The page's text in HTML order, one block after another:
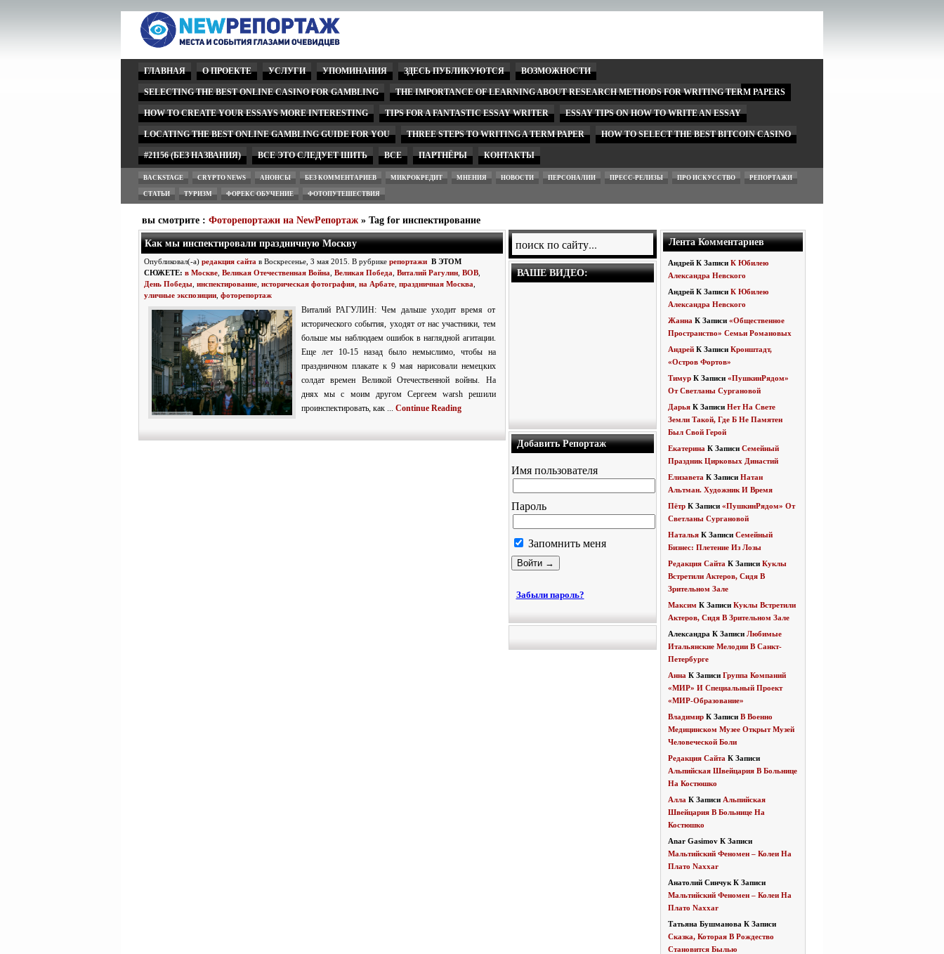
ГЛАВНАЯ О ПРОЕКТЕ УСЛУГИ УПОМИНАНИЯ ЗДЕСЬ ПУБЛИКУЮТСЯ ВОЗМОЖНОСТИ
SELECTING THE BEST ONLINE CASINO FOR GAMBLING THE IMPORTANCE OF LEARNING ABOUT RESEARCH METHODS FOR WRITING TERM PAPERS
HOW TO CREATE YOUR ESSAYS MORE INTERESTING TIPS FOR A FANTASTIC ESSAY WRITER ESSAY TIPS ON HOW TO WRITE AN ESSAY
LOCATING THE BEST ONLINE GAMBLING GUIDE FOR YOU THREE STEPS TO WRITING A TERM PAPER HOW TO SELECT THE BEST BITCOIN CASINO
#21156 (БЕЗ НАЗВАНИЯ) ВСЕ ЭТО СЛЕДУЕТ ШИТЬ ВСЕ ПАРТНЁРЫ КОНТАКТЫ
BACKSTAGE CRYPTO NEWS АНОНСЫ БЕЗ КОММЕНТАРИЕВ МИКРОКРЕДИТ МНЕНИЯ НОВОСТИ ПЕРСОНАЛИИ ПРЕСС-РЕЛИЗЫ ПРО ИСКУССТВО РЕПОРТАЖИ
СТАТЬИ ТУРИЗМ ФОРЕКС ОБУЧЕНИЕ ФОТОПУТЕШЕСТВИЯ
вы смотрите : Фоторепортажи на NewРепортаж » Tag for инспектирование
Как мы инспектировали праздничную Москву
Опубликовал(-а) редакция сайта в Воскресенье, 3 мая 2015. В рубрике репортажи В ЭТОМ
СЮЖЕТЕ: в Москве Великая Отечественная Война Великая Победа Виталий Рагулин ВОВ
День Победы инспектирование историческая фотография на Арбате праздничная Москва
уличные экспозиции фоторепортаж
Виталий РАГУЛИН: Чем дальше уходит время от
исторического события, уходят от нас участники, тем
больше мы наблюдаем ошибок в наглядной агитации.
Еще лет 10-15 назад было немыслимо, чтобы на
праздничном плакате к 9 мая нарисовали немецких
солдат времен Великой Отечественной войны. На
днях мы с моим другом Сергеем warsh решили
проинспектировать, как ... Continue Reading
ВАШЕ ВИДЕО:
Добавить Репортаж
Имя пользователя
Пароль
Запомнить меня
Забыли пароль?
Лента Комментариев
АндрейК Записи К Юбилею
Александра Невского
АндрейК Записи К Юбилею
Александра Невского
Жанна К Записи «Общественное
Пространство» Семьи Романовых
АндрейК Записи Кронштадт,
«Остров Фортов»
ТимурК Записи «ПушкинРядом»
От Светланы Сургановой
ДарьяК Записи Нет На Свете
Земли Такой, Где Б Не Памятен
Был Свой Герой
Екатерина К Записи Семейный
Праздник Цирковых Династий
Елизавета К Записи Натан
Альтман. Художник И Время
ПётрК Записи «ПушкинРядом» От
Светланы Сургановой
НатальяК Записи Семейный
Бизнес: Плетение Из Лозы
Редакция Сайта К Записи Куклы
Встретили Актеров, Сидя В
Зрительном Зале
Максим К Записи Куклы Встретили
Актеров, Сидя В Зрительном Зале
Александра К Записи Любимые
Итальянские Мелодии В Санкт-
Петербурге
Анна К Записи Группа Компаний
«МИР» И Специальный Проект
«МИР-Образование»
ВладимирК Записи В Военно
Медицинском Музее Открыт Музей
Человеческой Боли
Редакция Сайта К Записи
Альпийская Швейцария В Больнице
На Костюшко
Алла К Записи Альпийская
Швейцария В Больнице На
Костюшко
Anar GasimovК Записи
Мальтийский Феномен – Колеи На
Плато Naxxar
Анатолий СинчукК Записи
Мальтийский Феномен – Колеи На
Плато Naxxar
Татьяна Бушманова К Записи
Сказка, Которая В Рождество
Становится Былью